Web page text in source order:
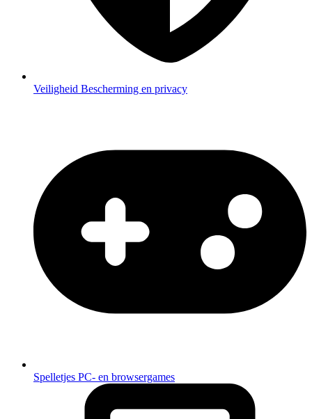
Veiligheid Bescherming en privacy
Spelletjes PC- en browsergames